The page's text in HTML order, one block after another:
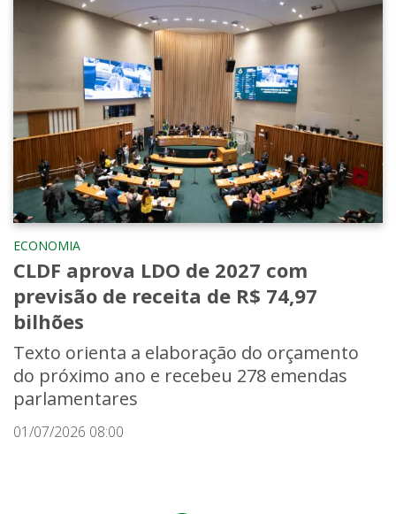
ECONOMIA
CLDF aprova LDO de 2027 com
previsão de receita de R$ 74,97
bilhões
Texto orienta a elaboração do orçamento
do próximo ano e recebeu 278 emendas
parlamentares
01/07/2026 08:00